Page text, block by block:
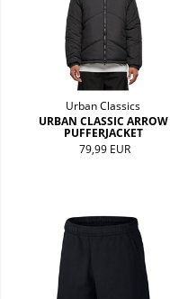
Urban Classics
URBAN CLASSIC ARROW
PUFFERJACKET
79,99 EUR